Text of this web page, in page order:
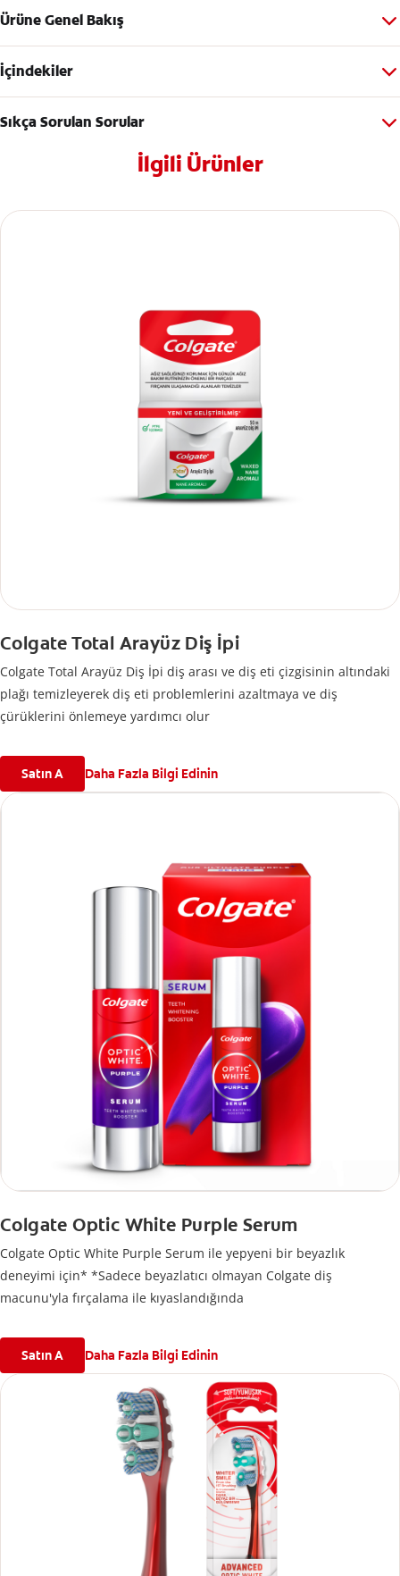
Ürüne Genel Bakış
İçindekiler
Sıkça Sorulan Sorular
İlgili Ürünler
Colgate Total Arayüz Diş İpi
Colgate Total Arayüz Diş İpi diş arası ve diş eti çizgisinin altındaki
plağı temizleyerek diş eti problemlerini azaltmaya ve diş
çürüklerini önlemeye yardımcı olur
Satın A Daha Fazla Bilgi Edinin
Colgate Optic White Purple Serum
Colgate Optic White Purple Serum ile yepyeni bir beyazlık
deneyimi için* *Sadece beyazlatıcı olmayan Colgate diş
macunu'yla fırçalama ile kıyaslandığında
Satın A Daha Fazla Bilgi Edinin